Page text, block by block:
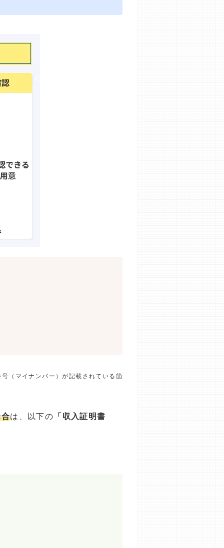
（マイナンバー）が記載されている箇
は、以下の 「収入証明書